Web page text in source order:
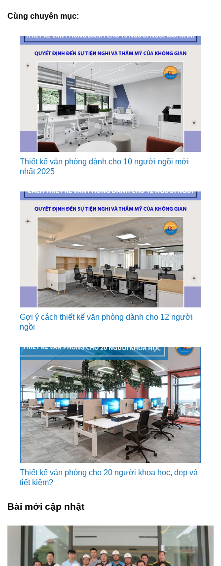
Cùng chuyên mục:
Thiết kế văn phòng dành cho 10 người ngồi mới
nhất 2025
Gợi ý cách thiết kế văn phòng dành cho 12 người
ngồi
Thiết kế văn phòng cho 20 người khoa học, đẹp và
tiết kiệm?
Bài mới cập nhật